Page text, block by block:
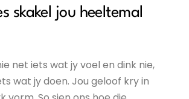
skakel jou heeltemal
net iets wat jy voel en dink nie,
wat jy doen. Jou geloof kry in